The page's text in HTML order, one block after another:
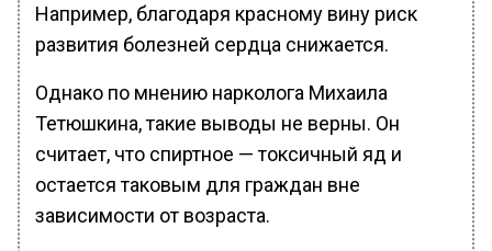
Например, благодаря красному вину риск
развития болезней сердца снижается.
Однако по мнению нарколога Михаила
Тетюшкина, такие выводы не верны. Он
считает, что спиртное — токсичный яд и
остается таковым для граждан вне
зависимости от возраста.